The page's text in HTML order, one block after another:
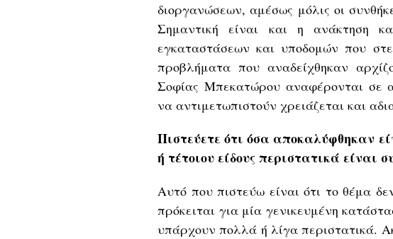
διοργανώσεων, αμέσως μόλις οι
Σημαντική είναι και η ανάκτηση
εγκαταστάσεων και υποδομών που
προβλήματα που αναδείχθηκαν
Σοφίας Μπεκατώρου αναφέρονται σε
να αντιμετωπιστούν χρειάζεται και
Πιστεύετε ότι όσα αποκαλύφθηκαν
ή τέτοιου είδους περιστατικά είναι
Αυτό που πιστεύω είναι ότι το θέμα
πρόκειται για μία γενικευμένη
υπάρχουν πολλά ή λίγα περιστατικά.